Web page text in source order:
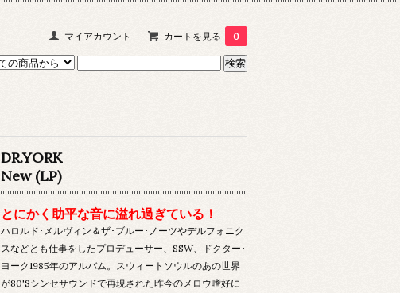
マイアカウント カートを見る 0
DR.YORK
New (LP)
とにかく助平な音に溢れ過ぎている！
ハロルド･メルヴィン＆ザ･ブルー･ノーツやデルフォニク
スなどとも仕事をしたプロデューサー、SSW、ドクター･
ヨーク1985年のアルバム。スウィートソウルのあの世界
が80'Sシンセサウンドで再現された昨今のメロウ嗜好に